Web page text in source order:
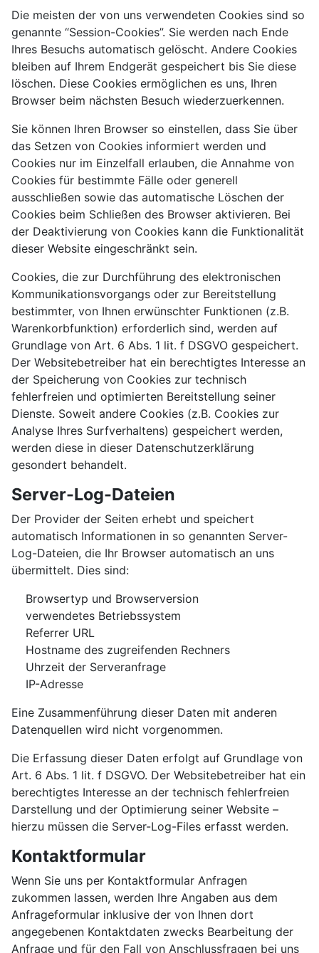
Die meisten der von uns verwendeten Cookies sind so
genannte “Session-Cookies”. Sie werden nach Ende
Ihres Besuchs automatisch gelöscht. Andere Cookies
bleiben auf Ihrem Endgerät gespeichert bis Sie diese
löschen. Diese Cookies ermöglichen es uns, Ihren
Browser beim nächsten Besuch wiederzuerkennen.
Sie können Ihren Browser so einstellen, dass Sie über
das Setzen von Cookies informiert werden und
Cookies nur im Einzelfall erlauben, die Annahme von
Cookies für bestimmte Fälle oder generell
ausschließen sowie das automatische Löschen der
Cookies beim Schließen des Browser aktivieren. Bei
der Deaktivierung von Cookies kann die Funktionalität
dieser Website eingeschränkt sein.
Cookies, die zur Durchführung des elektronischen
Kommunikationsvorgangs oder zur Bereitstellung
bestimmter, von Ihnen erwünschter Funktionen (z.B.
Warenkorbfunktion) erforderlich sind, werden auf
Grundlage von Art. 6 Abs. 1 lit. f DSGVO gespeichert.
Der Websitebetreiber hat ein berechtigtes Interesse an
der Speicherung von Cookies zur technisch
fehlerfreien und optimierten Bereitstellung seiner
Dienste. Soweit andere Cookies (z.B. Cookies zur
Analyse Ihres Surfverhaltens) gespeichert werden,
werden diese in dieser Datenschutzerklärung
gesondert behandelt.
Server-Log-Dateien
Der Provider der Seiten erhebt und speichert
automatisch Informationen in so genannten Server-
Log-Dateien, die Ihr Browser automatisch an uns
übermittelt. Dies sind:
Browsertyp und Browserversion
verwendetes Betriebssystem
Referrer URL
Hostname des zugreifenden Rechners
Uhrzeit der Serveranfrage
IP-Adresse
Eine Zusammenführung dieser Daten mit anderen
Datenquellen wird nicht vorgenommen.
Die Erfassung dieser Daten erfolgt auf Grundlage von
Art. 6 Abs. 1 lit. f DSGVO. Der Websitebetreiber hat ein
berechtigtes Interesse an der technisch fehlerfreien
Darstellung und der Optimierung seiner Website –
hierzu müssen die Server-Log-Files erfasst werden.
Kontaktformular
Wenn Sie uns per Kontaktformular Anfragen
zukommen lassen, werden Ihre Angaben aus dem
Anfrageformular inklusive der von Ihnen dort
angegebenen Kontaktdaten zwecks Bearbeitung der
Anfrage und für den Fall von Anschlussfragen bei uns